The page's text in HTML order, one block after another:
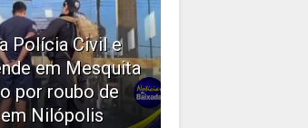
Polícia Civil e
em Mesquita
por roubo de
Nilópolis